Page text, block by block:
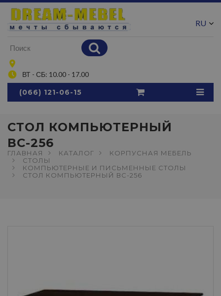
ВТ - СБ: 10.00 - 17.00
RU
(066) 121-06-15
СТОЛ КОМПЬЮТЕРНЫЙ
ВС-256
ГЛАВНАЯ КАТАЛОГ
КОРПУСНАЯ МЕБЕЛЬ
СТОЛЫ
КОМПЬЮТЕРНЫЕ И ПИСЬМЕННЫЕ СТОЛЫ
СТОЛ КОМПЬЮТЕРНЫЙ ВС-256